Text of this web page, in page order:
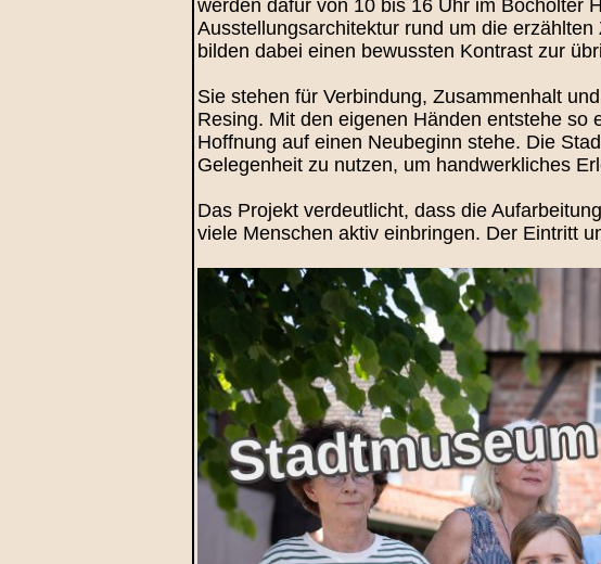
werden dafür von 10 bis 16 Uhr im Bocholter
Ausstellungsarchitektur rund um die
bilden dabei einen bewussten Kontrast zur
Sie stehen für Verbindung, Zusammenhalt
Resing. Mit den eigenen Händen entstehe
Hoffnung auf einen Neubeginn stehe. Die
Gelegenheit zu nutzen, um handwerkliches
Das Projekt verdeutlicht, dass die
viele Menschen aktiv einbringen. Der Eintritt